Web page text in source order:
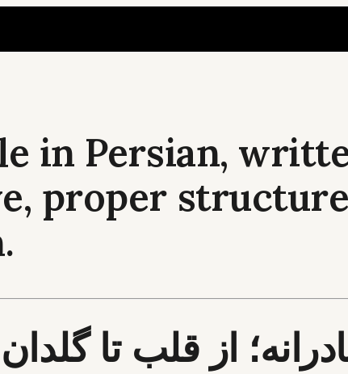
in Persian,
proper
از قلب تا گلدان در